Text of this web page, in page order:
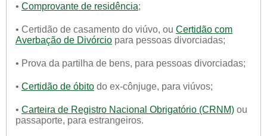
• Comprovante de residência;
• Certidão de casamento do viúvo, ou Certidão com
Averbação de Divórcio para pessoas divorciadas;
• Prova da partilha de bens, para pessoas divorciadas;
• Certidão de óbito do ex-cônjuge, para viúvos;
• Carteira de Registro Nacional Obrigatório (CRNM) ou
passaporte, para estrangeiros.